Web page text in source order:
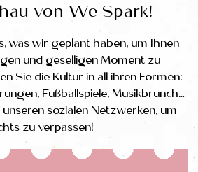
von We Spark!
was wir geplant haben, um Ihnen
und geselligen Moment zu
Sie die Kultur in all ihren Formen:
Fußballspiele, Musikbrunch…
sozialen Netzwerken, um
zu verpassen!